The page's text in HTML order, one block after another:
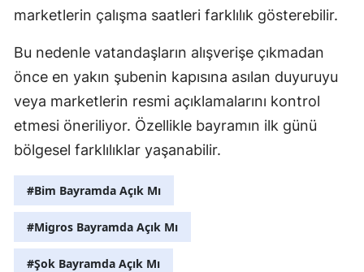
marketlerin çalışma saatleri farklılık gösterebilir.
Bu nedenle vatandaşların alışverişe çıkmadan
önce en yakın şubenin kapısına asılan duyuruyu
veya marketlerin resmi açıklamalarını kontrol
etmesi öneriliyor. Özellikle bayramın ilk günü
bölgesel farklılıklar yaşanabilir.
#Bim Bayramda Açık Mı
#Migros Bayramda Açık Mı
#Şok Bayramda Açık Mı